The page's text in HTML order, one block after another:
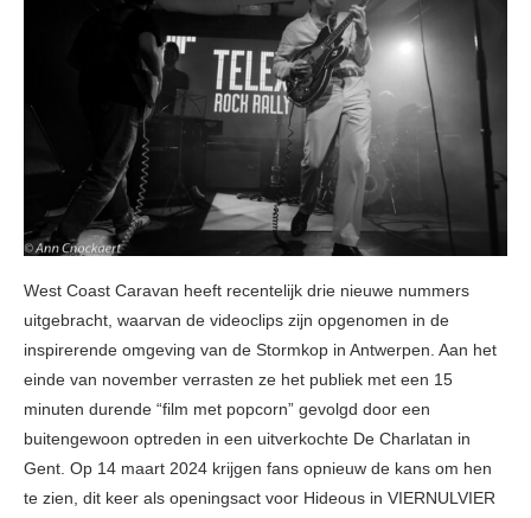
West Coast Caravan heeft recentelijk drie nieuwe nummers
uitgebracht, waarvan de videoclips zijn opgenomen in de
inspirerende omgeving van de Stormkop in Antwerpen. Aan het
einde van november verrasten ze het publiek met een 15
minuten durende “film met popcorn” gevolgd door een
buitengewoon optreden in een uitverkochte De Charlatan in
Gent. Op 14 maart 2024 krijgen fans opnieuw de kans om hen
te zien, dit keer als openingsact voor Hideous in VIERNULVIER